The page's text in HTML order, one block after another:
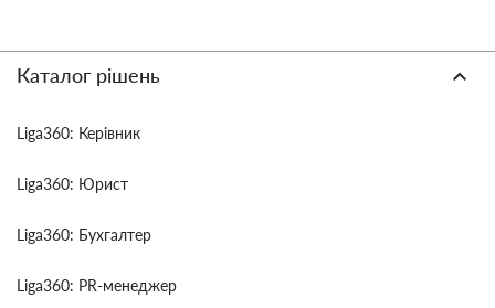
Каталог рішень
Liga360: Керівник
Liga360: Юрист
Liga360: Бухгалтер
Liga360: PR-менеджер